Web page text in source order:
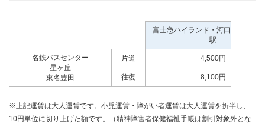
富士急ハイランド・河口湖駅・富
駅
名鉄バスセンター
星ヶ丘
東名豊田
片道 4,500円
往復 8,100円
​※上記運賃は大人運賃です。小児運賃・障がい者運賃は大人運賃を折半し、
10円単位に切り上げた額です。（精神障害者保健福祉手帳は割引対象外とな